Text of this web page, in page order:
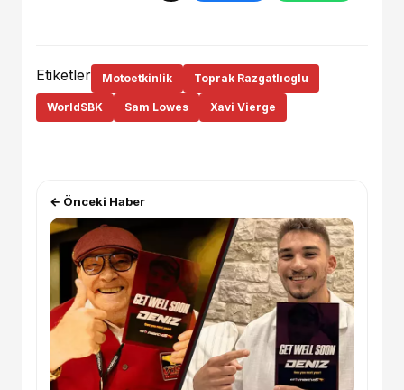
Etiketler Motoetkinlik Toprak Razgatlıoglu
WorldSBK Sam Lowes Xavi Vierge
← Önceki Haber